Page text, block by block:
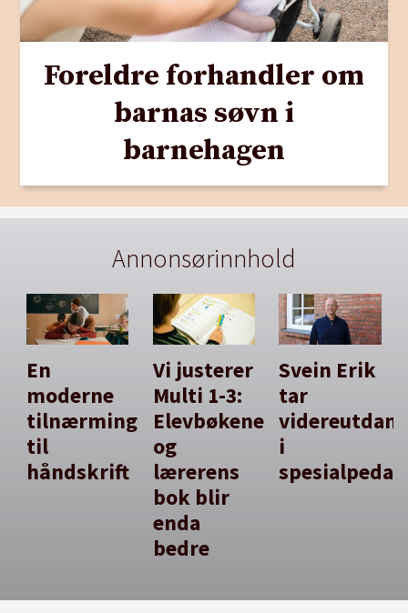
Foreldre forhandler om
barnas søvn i
barnehagen
Annonsørinnhold
En
moderne
tilnærming
til
håndskrift
Vi justerer
Multi 1-3:
Elevbøkene
og
lærerens
bok blir
enda
bedre
Svein Erik
tar
i